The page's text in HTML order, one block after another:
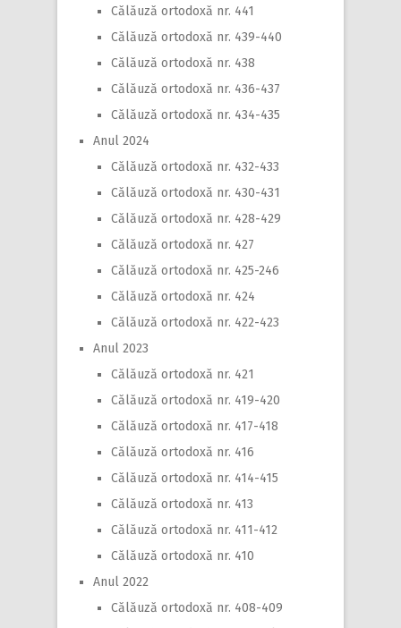
Călăuză ortodoxă nr. 441
Călăuză ortodoxă nr. 439-440
Călăuză ortodoxă nr. 438
Călăuză ortodoxă nr. 436-437
Călăuză ortodoxă nr. 434-435
Anul 2024
Călăuză ortodoxă nr. 432-433
Călăuză ortodoxă nr. 430-431
Călăuză ortodoxă nr. 428-429
Călăuză ortodoxă nr. 427
Călăuză ortodoxă nr. 425-246
Călăuză ortodoxă nr. 424
Călăuză ortodoxă nr. 422-423
Anul 2023
Călăuză ortodoxă nr. 421
Călăuză ortodoxă nr. 419-420
Călăuză ortodoxă nr. 417-418
Călăuză ortodoxă nr. 416
Călăuză ortodoxă nr. 414-415
Călăuză ortodoxă nr. 413
Călăuză ortodoxă nr. 411-412
Călăuză ortodoxă nr. 410
Anul 2022
Călăuză ortodoxă nr. 408-409